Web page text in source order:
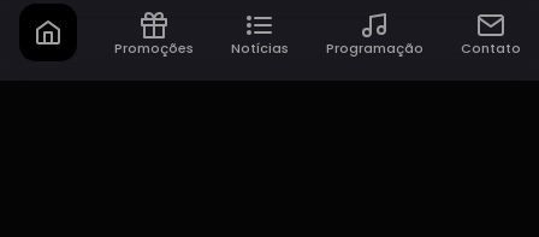
Promoções Notícias Programação Contato